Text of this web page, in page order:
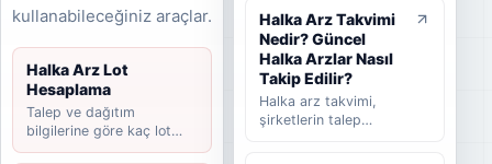
kullanabileceğiniz araçlar.
Halka Arz Lot
Hesaplama
Talep ve dağıtım
bilgilerine göre kaç lot
düşebileceğini hesaplayın.
Halka Arz Takvimi
Nedir? Güncel
Halka Arzlar Nasıl
Takip Edilir?
Halka arz takvimi,
şirketlerin talep